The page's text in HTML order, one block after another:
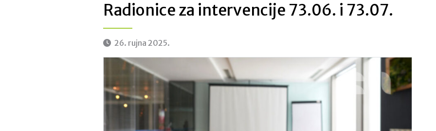
Radionice za intervencije 73.06. i 73.07.
26. rujna 2025.